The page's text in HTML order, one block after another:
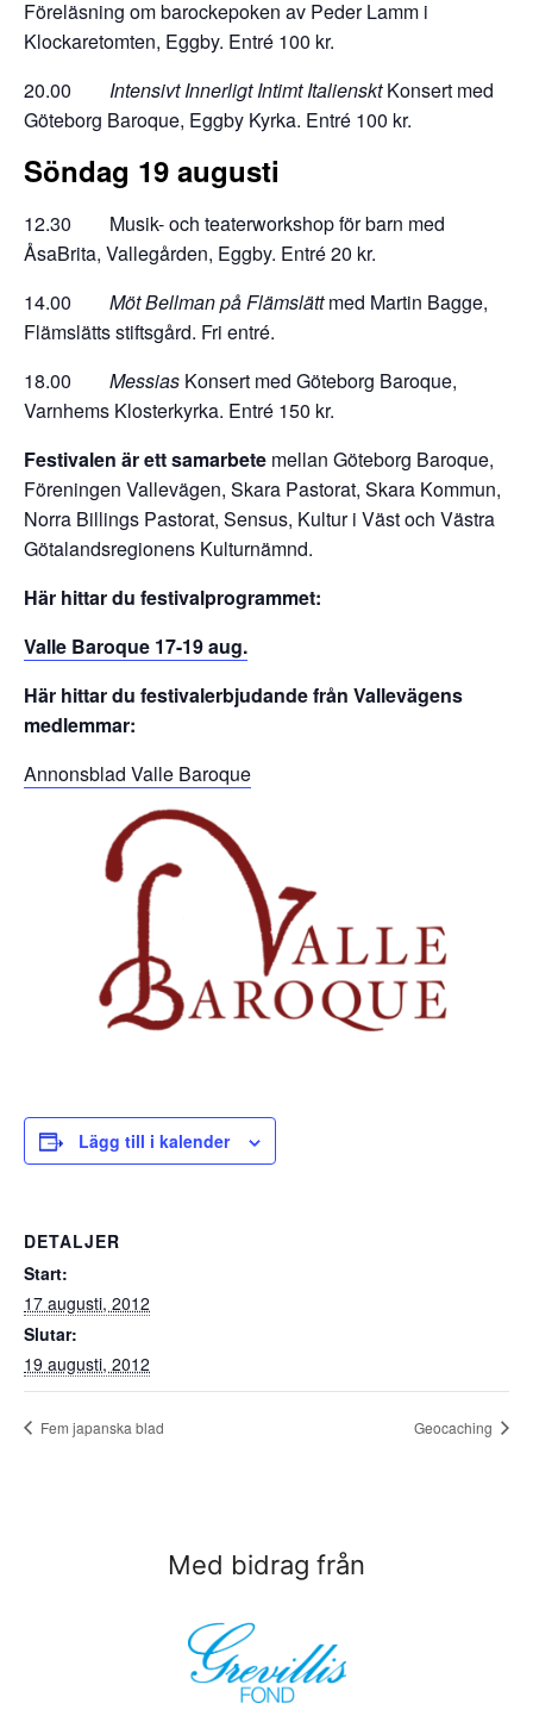
Föreläsning om barockepoken av Peder Lamm i
Klockaretomten, Eggby. Entré 100 kr.
20.00 Intensivt Innerligt Intimt ItaliensktKonsert med
Göteborg Baroque, Eggby Kyrka. Entré 100 kr.
Söndag 19 augusti
12.30 Musik- och teaterworkshop för barn med
ÅsaBrita, Vallegården, Eggby. Entré 20 kr.
14.00 Möt Bellman på Flämslättmed Martin Bagge,
Flämslätts stiftsgård. Fri entré.
18.00 Messias Konsert med Göteborg Baroque,
Varnhems Klosterkyrka. Entré 150 kr.
Festivalen är ett samarbete mellan Göteborg Baroque,
Föreningen Vallevägen, Skara Pastorat, Skara Kommun,
Norra Billings Pastorat, Sensus, Kultur i Väst och Västra
Götalandsregionens Kulturnämnd.
Här hittar du festivalprogrammet:
Valle Baroque 17-19 aug.
Här hittar du festivalerbjudande från Vallevägens
medlemmar:
Annonsblad Valle Baroque
Lägg till i kalender
DETALJER
Start:
17 augusti, 2012
Slutar:
19 augusti, 2012
Fem japanska blad Geocaching
Med bidrag från